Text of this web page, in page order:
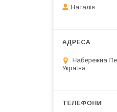
Наталія
Набережна
Україна